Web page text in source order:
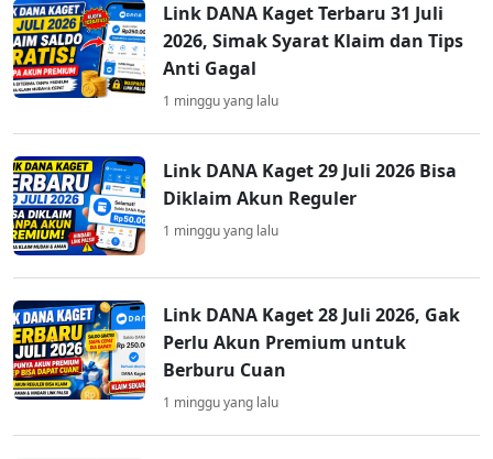
Link DANA Kaget Terbaru 31 Juli
2026, Simak Syarat Klaim dan Tips
Anti Gagal
1 minggu yang lalu
Link DANA Kaget 29 Juli 2026 Bisa
Diklaim Akun Reguler
1 minggu yang lalu
Link DANA Kaget 28 Juli 2026, Gak
Perlu Akun Premium untuk
Berburu Cuan
1 minggu yang lalu